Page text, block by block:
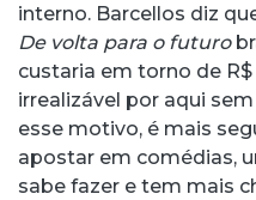
interno. Barcellos diz
De volta para o futuro
custaria em torno de
irrealizável por aqui
esse motivo, é mais
apostar em comédias,
sabe fazer e tem mais